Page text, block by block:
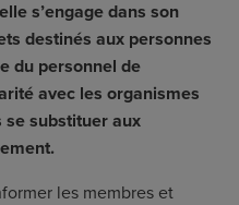
s’engage dans son
destinés aux personnes
du personnel de
avec les organismes
substituer aux
les membres et